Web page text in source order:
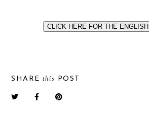
CLICK HERE FOR THE
SHAREthis POST